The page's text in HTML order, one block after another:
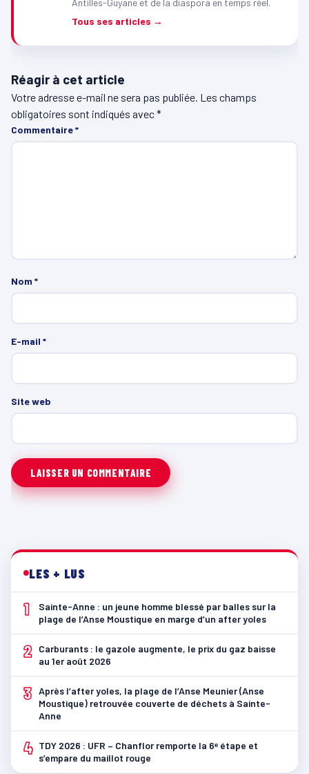
Tous ses articles →
Réagir à cet article
Votre adresse e-mail ne sera pas publiée. Les champs
obligatoires sont indiqués avec*
Commentaire*
Nom *
E-mail *
Site web
LES + LUS
1
Sainte-Anne : un jeune homme blessé par balles sur la
plage de l’Anse Moustique en marge d’un after yoles
2
Carburants : le gazole augmente, le prix du gaz baisse
au 1er août 2026
3 Après l’after yoles, la plage de l’Anse Meunier (Anse
Moustique) retrouvée couverte de déchets à Sainte-
Anne
4 TDY 2026 : UFR – Chanflor remporte la 6ᵉ étape et
s’empare du maillot rouge